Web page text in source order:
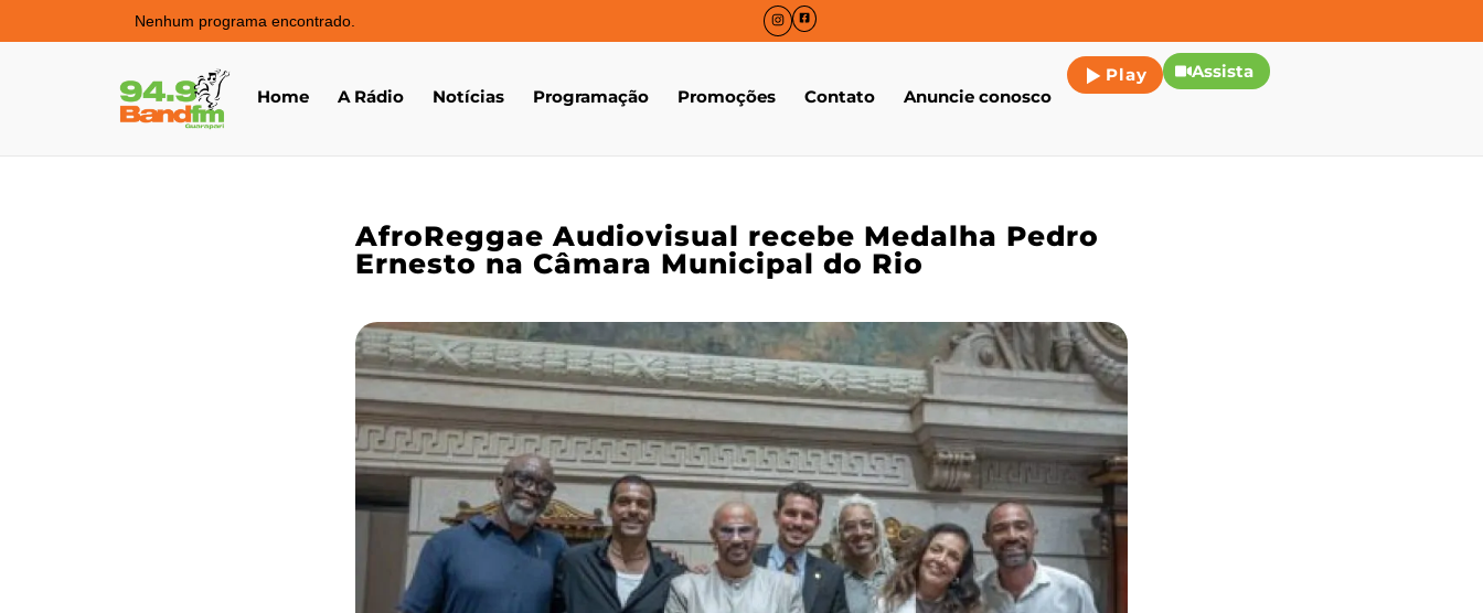
Nenhum programa encontrado.
Home A Rádio Notícias Programação Promoções Contato Anuncie conosco
Play Assista
AfroReggae Audiovisual recebe Medalha Pedro
Ernesto na Câmara Municipal do Rio